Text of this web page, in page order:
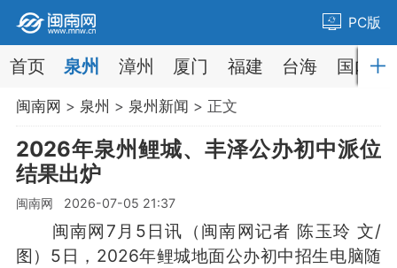
PC版
首页 泉州 漳州 厦门 福建 台海 国内
闽南网 > 泉州 > 泉州新闻 > 正文
2026年泉州鲤城、丰泽公办初中派位
结果出炉
闽南网 2026-07-05 21:37
闽南网7月5日讯（闽南网记者 陈玉玲 文/
图）5日，2026年鲤城地面公办初中招生电脑随